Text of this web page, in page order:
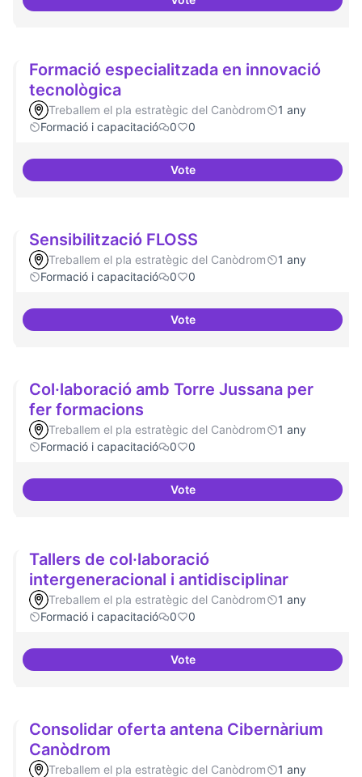
Formacions en la
Formació especialitzada en innovació
tecnològica
Treballem el pla estratègic del Canòdrom
1 any
Formació i capacitació
0 0
VoteFormació especialitzada en
Sensibilització FLOSS
Treballem el pla estratègic del Canòdrom
1 any
Formació i capacitació
0 0
VoteSensibilització FLOSS
Col·laboració amb Torre Jussana per
fer formacions
Treballem el pla estratègic del Canòdrom
1 any
Formació i capacitació
0 0
VoteCol·laboració amb Torre
Tallers de col·laboració
intergeneracional i antidisciplinar
Treballem el pla estratègic del Canòdrom
1 any
Formació i capacitació
0 0
VoteTallers de col·laboració
Consolidar oferta antena Cibernàrium
Canòdrom
Treballem el pla estratègic del Canòdrom
1 any